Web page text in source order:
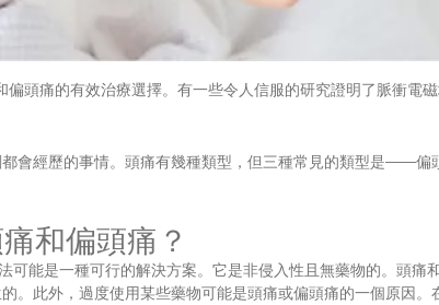
頭痛的有效治療選擇。有一些令人信服的研究證明了脈衝電
會經歷的事情。頭痛有幾種類型，但三種常見的類型是——偏
和偏頭痛？
能是一種可行的解決方案。它是非侵入性且無藥物的。頭痛
。此外，過度使用某些藥物可能是頭痛或偏頭痛的一個原因。